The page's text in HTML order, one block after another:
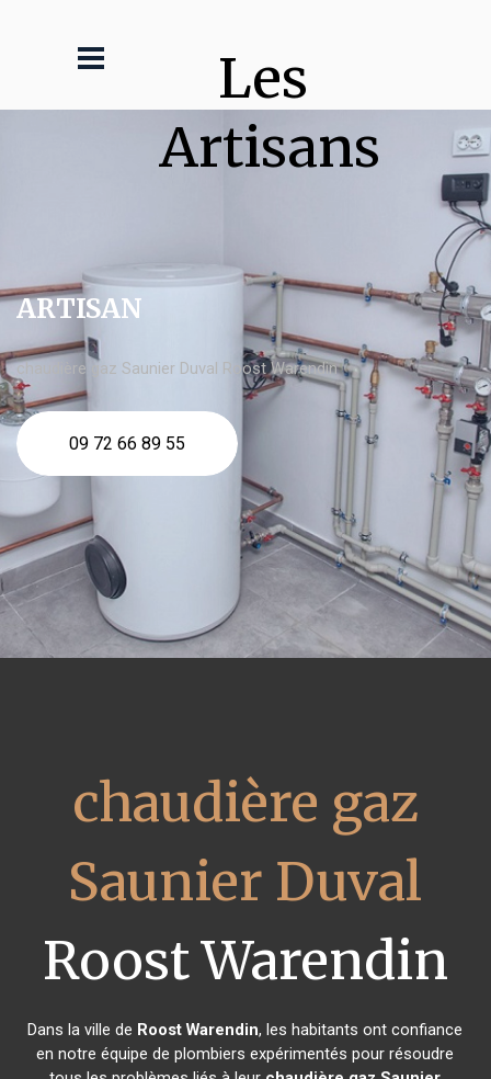
Les
Artisans
ARTISAN
chaudière gaz Saunier Duval Roost Warendin
09 72 66 89 55
chaudière gaz
Saunier Duval
Roost Warendin
Dans la ville de Roost Warendin, les habitants ont confiance
en notre équipe de plombiers expérimentés pour résoudre